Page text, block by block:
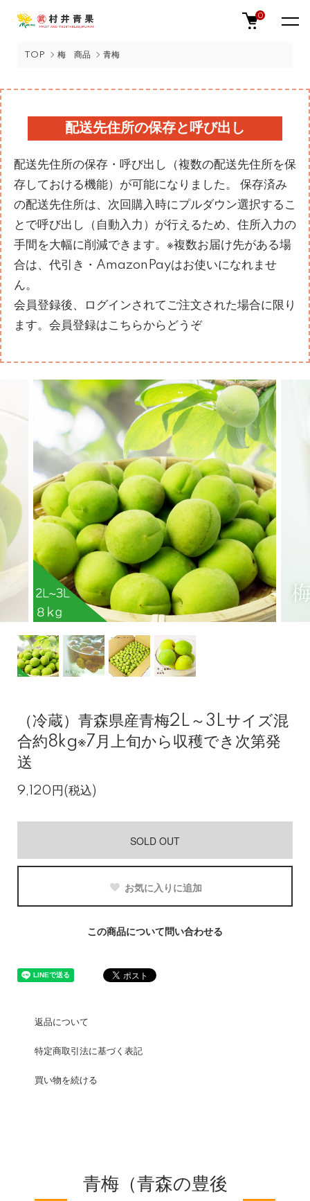
0
TOP 梅 商品 青梅
配送先住所の保存と呼び出し
配送先住所の保存・呼び出し（複数の配送先住所を保
存しておける機能）が可能になりました。 保存済み
の配送先住所は、次回購入時にプルダウン選択するこ
とで呼び出し（自動入力）が行えるため、住所入力の
手間を大幅に削減できます。※複数お届け先がある場
合は、代引き・AmazonPayはお使いになれませ
ん。
会員登録後、ログインされてご注文された場合に限り
ます。 会員登録はこちらからどうぞ
（冷蔵）青森県産青梅2L～3Lサイズ混
合約8kg※7月上旬から収穫でき次第発
送
9,120円(税込)
SOLD OUT
お気に入りに追加
この商品について問い合わせる
返品について
特定商取引法に基づく表記
買い物を続ける
青梅（青森の豊後